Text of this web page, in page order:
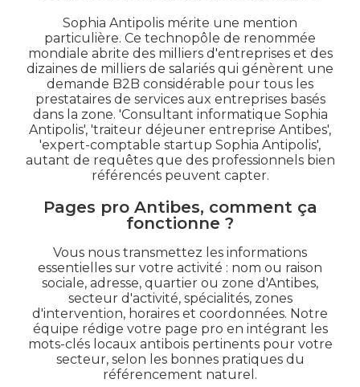
Sophia Antipolis mérite une mention
particulière. Ce technopôle de renommée
mondiale abrite des milliers d'entreprises et des
dizaines de milliers de salariés qui génèrent une
demande B2B considérable pour tous les
prestataires de services aux entreprises basés
dans la zone. 'Consultant informatique Sophia
Antipolis', 'traiteur déjeuner entreprise Antibes',
'expert-comptable startup Sophia Antipolis',
autant de requêtes que des professionnels bien
référencés peuvent capter.
Pages pro Antibes, comment ça
fonctionne ?
Vous nous transmettez les informations
essentielles sur votre activité : nom ou raison
sociale, adresse, quartier ou zone d'Antibes,
secteur d'activité, spécialités, zones
d'intervention, horaires et coordonnées. Notre
équipe rédige votre page pro en intégrant les
mots-clés locaux antibois pertinents pour votre
secteur, selon les bonnes pratiques du
référencement naturel.